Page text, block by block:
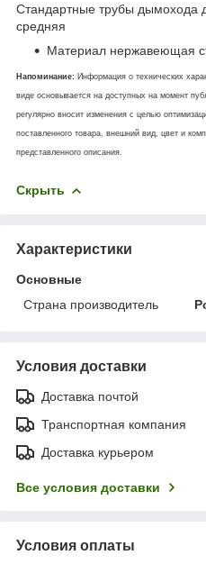
Стандартные трубы дымохода
средняя
Материал нержавеющая
Напоминание: Информация о технических
виде основывается на доступных на момент
регулярно вносит изменения с целью
поставленного товара, внешний вид, цвет и
представленного описания.
Скрыть
Характеристики
Основные
Страна производитель
Условия доставки
Доставка почтой
Транспортная компания
Доставка курьером
Все условия доставки
Условия оплаты